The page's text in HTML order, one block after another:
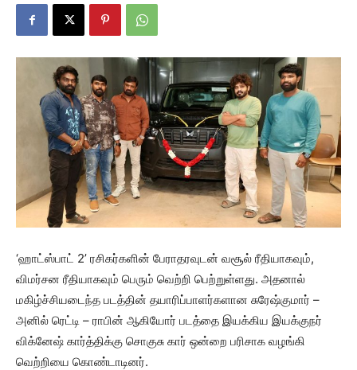
‘ஹாட்ஸ்பாட் 2’ ரசிகர்களின் பேராதரவுடன் வசூல் ரீதியாகவும்,
விமர்சன ரீதியாகவும் பெரும் வெற்றி பெற்றுள்ளது. அதனால்
மகிழ்ச்சியடைந்த படத்தின் தயாரிப்பாளர்களான சுரேஷ்குமார் –
அனில் ரெட்டி – ராபின் ஆகியோர் படத்தை இயக்கிய இயக்குநர்
விக்னேஷ் கார்த்திக்கு சொகுசு கார் ஒன்றை பரிசாக வழங்கி
வெற்றியை கொண்டாடினர்.